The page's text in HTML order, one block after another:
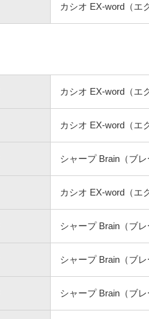
カシオ EX-word（エ
カシオ EX-word（エ
カシオ EX-word（エ
シャープ Brain（ブ
カシオ EX-word（エ
シャープ Brain（ブ
シャープ Brain（ブ
シャープ Brain（ブ